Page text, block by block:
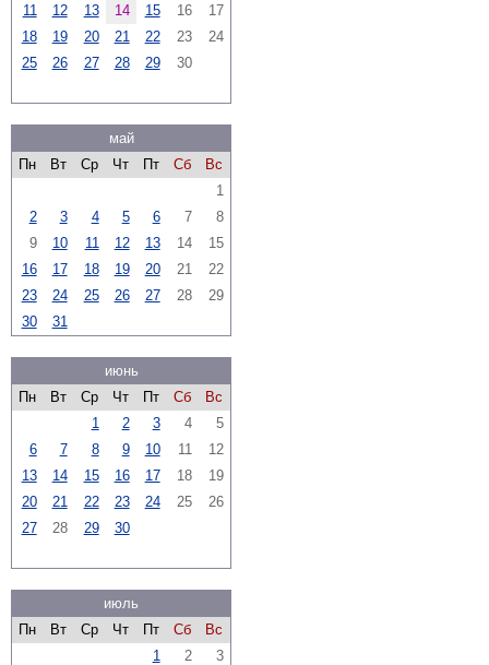
11
12 13 14 15 16
17
18
19 20 21 22 23
24
25
26 27 28 29 30
май
Пн
Вт Ср Чт Пт Сб
Вс
1
2
3 4 5 6 7
8
9
10 11 12 13 14
15
16
17 18 19 20 21
22
23
24 25 26 27 28
29
30
31
июнь
Пн
Вт Ср Чт Пт Сб
Вс
1
2 3 4
5
6
7 8 9 10 11
12
13
14 15 16 17 18
19
20
21 22 23 24 25
26
27
28 29 30
июль
Пн
Вт Ср Чт Пт Сб
Вс
1
2
3